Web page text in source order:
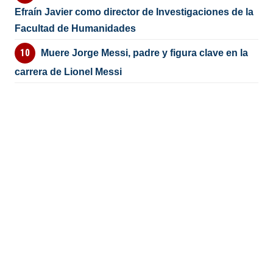
Efraín Javier como director de Investigaciones de la
Facultad de Humanidades
Muere Jorge Messi, padre y figura clave en la
carrera de Lionel Messi